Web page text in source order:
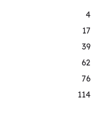
4
17
39
62
76
114